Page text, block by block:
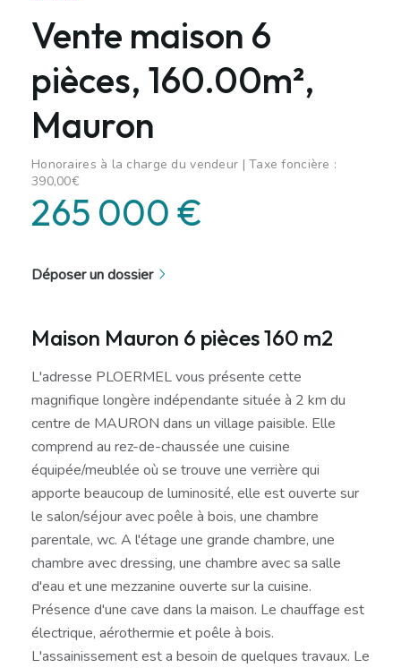
Vente maison 6
pièces, 160.00m²,
Mauron
Honoraires à la charge du vendeur | Taxe foncière :
390,00€
265 000 €
Déposer un dossier
Maison Mauron 6 pièces 160 m2
L'adresse PLOERMEL vous présente cette
magnifique longère indépendante située à 2 km du
centre de MAURON dans un village paisible. Elle
comprend au rez-de-chaussée une cuisine
équipée/meublée où se trouve une verrière qui
apporte beaucoup de luminosité, elle est ouverte sur
le salon/séjour avec poêle à bois, une chambre
parentale, wc. A l'étage une grande chambre, une
chambre avec dressing, une chambre avec sa salle
d'eau et une mezzanine ouverte sur la cuisine.
Présence d'une cave dans la maison. Le chauffage est
électrique, aérothermie et poêle à bois.
L'assainissement est a besoin de quelques travaux. Le